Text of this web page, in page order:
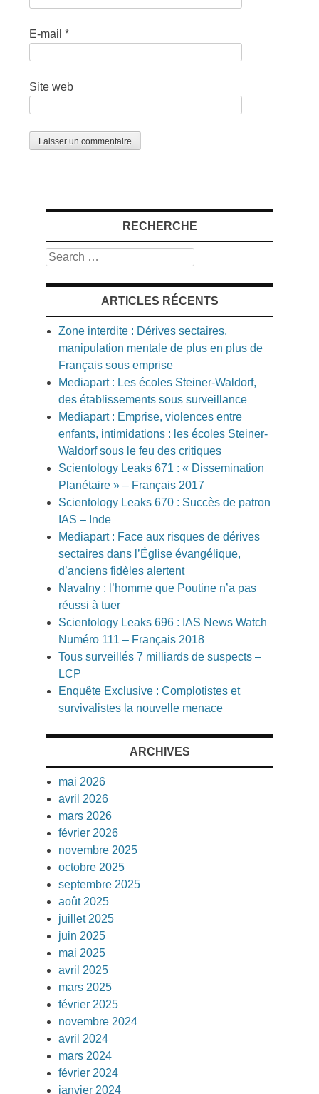
E-mail*
Site web
RECHERCHE
Search
ARTICLES RÉCENTS
Zone interdite : Dérives sectaires,
manipulation mentale de plus en plus de
Français sous emprise
Mediapart : Les écoles Steiner-Waldorf,
des établissements sous surveillance
Mediapart : Emprise, violences entre
enfants, intimidations : les écoles Steiner-
Waldorf sous le feu des critiques
Scientology Leaks 671 : « Dissemination
Planétaire » – Français 2017
Scientology Leaks 670 : Succès de patron
IAS – Inde
Mediapart : Face aux risques de dérives
sectaires dans l’Église évangélique,
d’anciens fidèles alertent
Navalny : l’homme que Poutine n’a pas
réussi à tuer
Scientology Leaks 696 : IAS News Watch
Numéro 111 – Français 2018
Tous surveillés 7 milliards de suspects –
LCP
Enquête Exclusive : Complotistes et
survivalistes la nouvelle menace
ARCHIVES
mai 2026
avril 2026
mars 2026
février 2026
novembre 2025
octobre 2025
septembre 2025
août 2025
juillet 2025
juin 2025
mai 2025
avril 2025
mars 2025
février 2025
novembre 2024
avril 2024
mars 2024
février 2024
janvier 2024